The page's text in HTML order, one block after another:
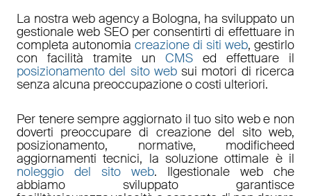
La nostra web agency a Bologna, ha sviluppato un
gestionale web SEOper consentirti di effettuare in
completa autonomia creazione di siti web, gestirlo
con facilità tramite un CMS ed effettuare il
posizionamento del sito websui motori di ricerca
senza alcuna preoccupazione o costi ulteriori.
Per tenere sempre aggiornato il tuo sito web e non
doverti preoccupare di creazione del sito web,
posizionamento, normative, modificheed
aggiornamenti tecnici, la soluzione ottimale è il
noleggio del sito web. Ilgestionale webche
abbiamo sviluppato garantisce